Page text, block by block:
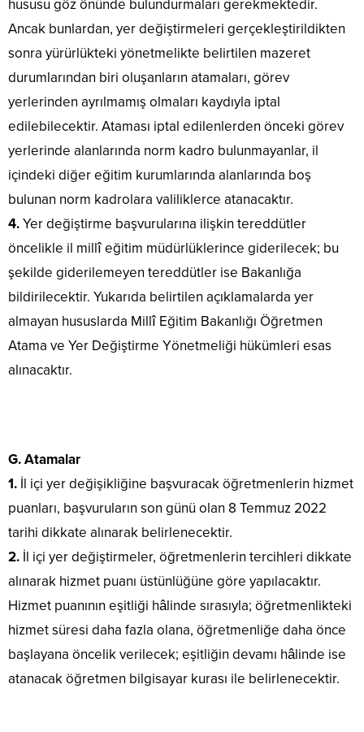
hususu göz önünde bulundurmaları gerekmektedir.
Ancak bunlardan, yer değiştirmeleri gerçekleştirildikten
sonra yürürlükteki yönetmelikte belirtilen mazeret
durumlarından biri oluşanların atamaları, görev
yerlerinden ayrılmamış olmaları kaydıyla iptal
edilebilecektir. Ataması iptal edilenlerden önceki görev
yerlerinde alanlarında norm kadro bulunmayanlar, il
içindeki diğer eğitim kurumlarında alanlarında boş
bulunan norm kadrolara valiliklerce atanacaktır.
4.Yer değiştirme başvurularına ilişkin tereddütler
öncelikle il millî eğitim müdürlüklerince giderilecek; bu
şekilde giderilemeyen tereddütler ise Bakanlığa
bildirilecektir. Yukarıda belirtilen açıklamalarda yer
almayan hususlarda Millî Eğitim Bakanlığı Öğretmen
Atama ve Yer Değiştirme Yönetmeliği hükümleri esas
alınacaktır.
G. Atamalar
1. İl içi yer değişikliğine başvuracak öğretmenlerin hizmet
puanları, başvuruların son günü olan 8 Temmuz 2022
tarihi dikkate alınarak belirlenecektir.
2. İl içi yer değiştirmeler, öğretmenlerin tercihleri dikkate
alınarak hizmet puanı üstünlüğüne göre yapılacaktır.
Hizmet puanının eşitliği hâlinde sırasıyla; öğretmenlikteki
hizmet süresi daha fazla olana, öğretmenliğe daha önce
başlayana öncelik verilecek; eşitliğin devamı hâlinde ise
atanacak öğretmen bilgisayar kurası ile belirlenecektir.